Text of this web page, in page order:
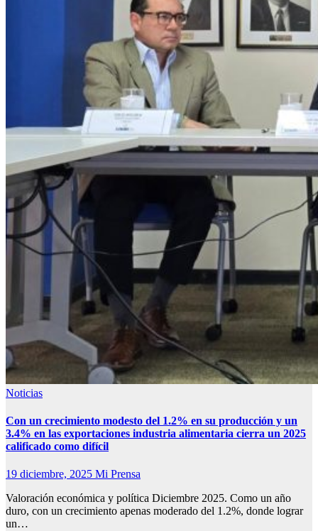
Noticias
Con un crecimiento modesto del 1.2% en su producción y un
3.4% en las exportaciones industria alimentaria cierra un 2025
calificado como difícil
19 diciembre, 2025 Mi Prensa
Valoración económica y política Diciembre 2025. Como un año
duro, con un crecimiento apenas moderado del 1.2%, donde lograr
un…